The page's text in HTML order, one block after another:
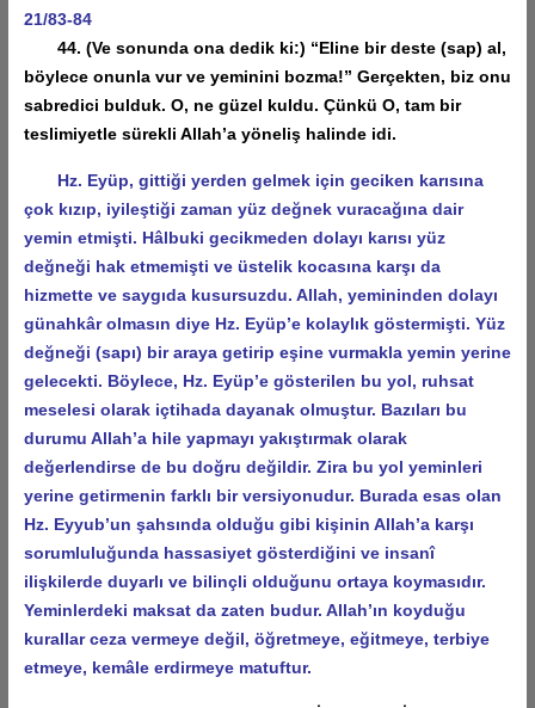
21/83-84
44. (Ve sonunda ona dedik ki:) “Eline bir deste (sap) al,
böylece onunla vur ve yeminini bozma!” Gerçekten, biz onu
sabredici bulduk. O, ne güzel kuldu. Çünkü O, tam bir
teslimiyetle sürekli Allah’a yöneliş halinde idi.
Hz. Eyüp, gittiği yerden gelmek için geciken karısına
çok kızıp, iyileştiği zaman yüz değnek vuracağına dair
yemin etmişti. Hâlbuki gecikmeden dolayı karısı yüz
değneği hak etmemişti ve üstelik kocasına karşı da
hizmette ve saygıda kusursuzdu. Allah, yemininden dolayı
günahkâr olmasın diye Hz. Eyüp’e kolaylık göstermişti. Yüz
değneği (sapı) bir araya getirip eşine vurmakla yemin yerine
gelecekti. Böylece, Hz. Eyüp’e gösterilen bu yol, ruhsat
meselesi olarak içtihada dayanak olmuştur. Bazıları bu
durumu Allah’a hile yapmayı yakıştırmak olarak
değerlendirse de bu doğru değildir. Zira bu yol yeminleri
yerine getirmenin farklı bir versiyonudur. Burada esas olan
Hz. Eyyub’un şahsında olduğu gibi kişinin Allah’a karşı
sorumluluğunda hassasiyet gösterdiğini ve insanî
ilişkilerde duyarlı ve bilinçli olduğunu ortaya koymasıdır.
Yeminlerdeki maksat da zaten budur. Allah’ın koyduğu
kurallar ceza vermeye değil, öğretmeye, eğitmeye, terbiye
etmeye, kemâle erdirmeye matuftur.